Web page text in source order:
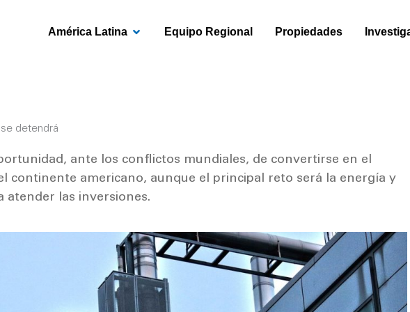
América Latina OPEN AMÉRICA LATINA
Equipo Regional Propiedades
detendrá
ante los conflictos mundiales, de convertirse en el
continente americano, aunque el principal reto será la energía y
atender las inversiones.